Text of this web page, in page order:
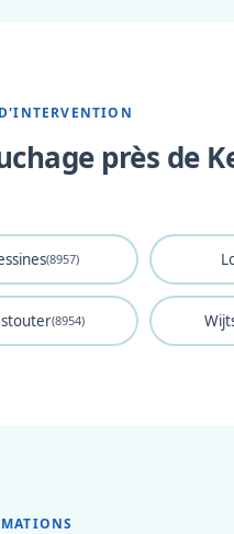
près de
(8957)
(8954)